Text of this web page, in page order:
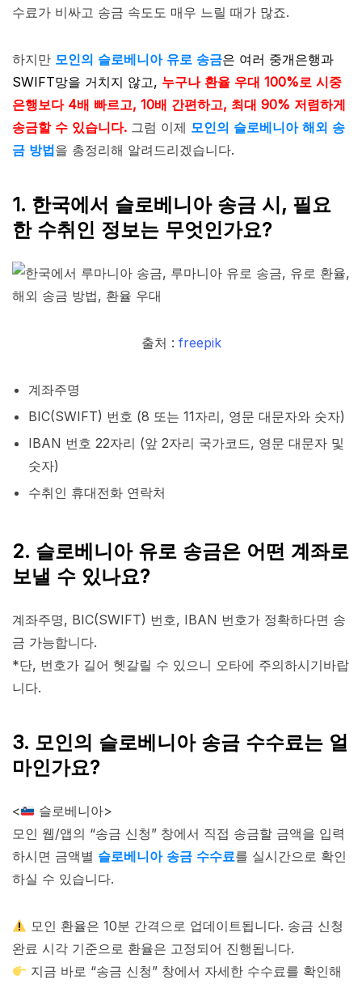
수료가 비싸고 송금 속도도 매우 느릴 때가 많죠.
하지만 모인의 슬로베니아 유로 송금은 여러 중개은행과
SWIFT망을 거치지 않고, 누구나 환율 우대 100%로 시중
은행보다 4배 빠르고, 10배 간편하고, 최대 90% 저렴하게
송금할 수 있습니다. 그럼 이제 모인의 슬로베니아 해외 송
금 방법을 총정리해 알려드리겠습니다.
1. 한국에서 슬로베니아 송금 시, 필요
한 수취인 정보는 무엇인가요?
출처 : freepik
계좌주명
BIC(SWIFT) 번호 (8 또는 11자리, 영문 대문자와 숫자)
IBAN 번호 22자리 (앞 2자리 국가코드, 영문 대문자 및
숫자)
수취인 휴대전화 연락처
2. 슬로베니아 유로 송금은 어떤 계좌로
보낼 수 있나요?
계좌주명, BIC(SWIFT) 번호, IBAN 번호가 정확하다면 송
금 가능합니다.
*단, 번호가 길어 헷갈릴 수 있으니 오타에 주의하시기바랍
니다.
3. 모인의 슬로베니아 송금 수수료는 얼
마인가요?
<
슬로베니아>
모인 웹/앱의 “송금 신청” 창에서 직접 송금할 금액을 입력
하시면 금액별 슬로베니아 송금 수수료를 실시간으로 확인
하실 수 있습니다.
모인 환율은 10분 간격으로 업데이트됩니다. 송금 신청
완료 시각 기준으로 환율은 고정되어 진행됩니다.
지금 바로 “송금 신청” 창에서 자세한 수수료를 확인해